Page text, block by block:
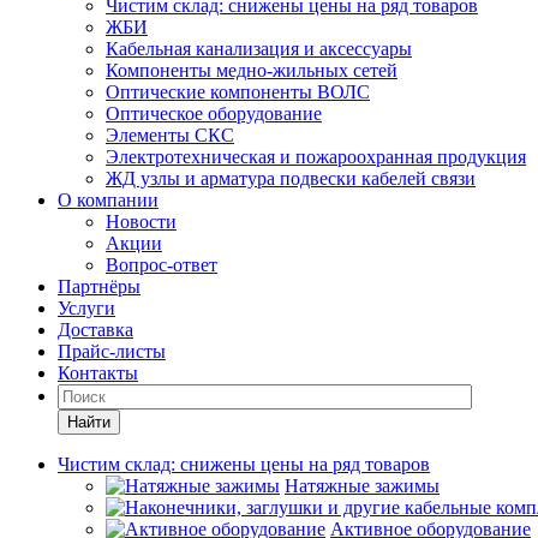
Чистим склад: снижены цены на ряд товаров
ЖБИ
Кабельная канализация и аксессуары
Компоненты медно-жильных сетей
Оптические компоненты ВОЛС
Оптическое оборудование
Элементы СКС
Электротехническая и пожароохранная продукция
ЖД узлы и арматура подвески кабелей связи
О компании
Новости
Акции
Вопрос-ответ
Партнёры
Услуги
Доставка
Прайс-листы
Контакты
Найти
Чистим склад: снижены цены на ряд товаров
Натяжные зажимы
Активное оборудование